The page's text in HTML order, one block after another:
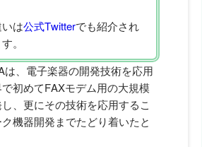
は公式Twitterでも紹介され
。
は、電子楽器の開発技術を応用
初めてFAXモデム用の大規模
、更にその技術を応用するこ
機器開発までたどり着いたと